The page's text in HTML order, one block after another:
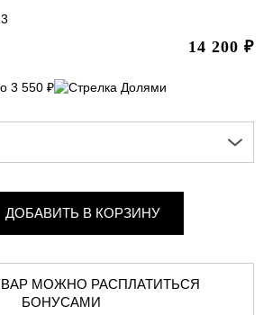
14 200 ₽
3 550 ₽
ДОБАВИТЬ В КОРЗИНУ
БОНУСАМИ